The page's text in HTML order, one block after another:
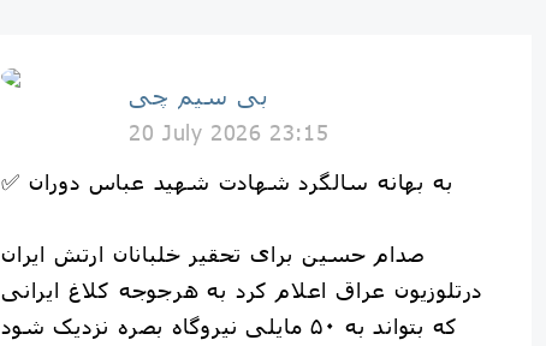
بی سیم چی
20 July 2026 23:15
✅ به بهانه سالگرد شهادت شهید عباس دوران
صدام حسین برای تحقیر خلبانان ارتش ایران
درتلوزیون عراق اعلام کرد به هرجوجه کلاغ ایرانی
که بتواند به ۵۰ مایلی نیروگاه بصره نزدیک شود